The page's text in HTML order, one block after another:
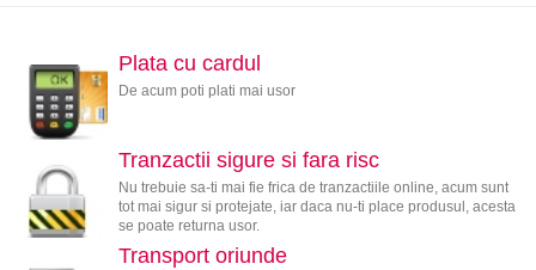
Plata cu cardul
De acum poti plati mai usor
Tranzactii sigure si fara risc
Nu trebuie sa-ti mai fie frica de tranzactiile online, acum sunt
tot mai sigur si protejate, iar daca nu-ti place produsul, acesta
se poate returna usor.
Transport oriunde